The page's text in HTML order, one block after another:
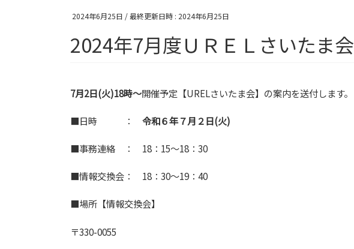
2024年6月25日 / 最終更新日時 : 2024年6月25日
2024年7月度ＵＲＥＬさいたま会
7月2日(火)18時～開催予定【URELさいたま会】の案内を送付します。
■日時 ： 令和６年７月２日(火)
■事務連絡 ： 18：15～18：30
■情報交換会： 18：30～19：40
■場所【情報交換会】
〒330-0055